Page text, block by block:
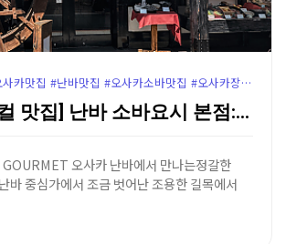
#소바요시본점 #오사카맛집 #난바맛집 #오사카소바맛집 #오사카장어덮밥 #난바장어덮밥 #야스카신사맛집 #난바야스카신사 #오사카로컬맛집 #오사카여행코스 #오사카맛집추천 #난바소바요시
[오사카 로컬 맛집] 난바 소바요시 본점: 물레방아가 …
오사카 난바에서 만나는정갈한
바 중심가에서 조금 벗어난 조용한 길목에서